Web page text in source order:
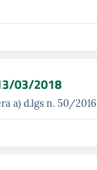
03/2018
a) d.lgs n. 50/2016